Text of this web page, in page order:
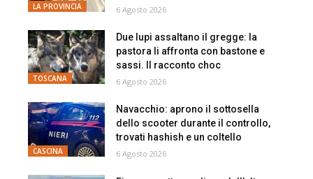
LA PROVINCIA 6 Agosto 2026
TOSCANA
Due lupi assaltano il gregge: la
pastora li affronta con bastone e
sassi. Il racconto choc
6 Agosto 2026
CASCINA
Navacchio: aprono il sottosella
dello scooter durante il controllo,
trovati hashish e un coltello
6 Agosto 2026